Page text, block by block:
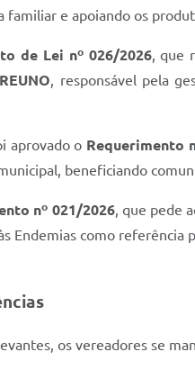
e apoiando os
de Lei nº 026/2026, que
, responsável pela
aprovado o Requerimento
beneficiando
nº 021/2026, que pede
Endemias como referência
os vereadores se